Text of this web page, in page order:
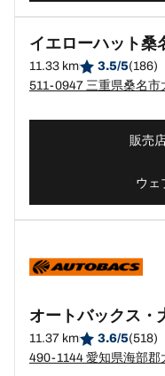
イエローハット桑
11.33 km 3.5/5(186)
511-0947 三重県桑名市
販売
ウェ
オートバックス・
11.37 km 3.6/5(518)
490-1144 愛知県海部郡